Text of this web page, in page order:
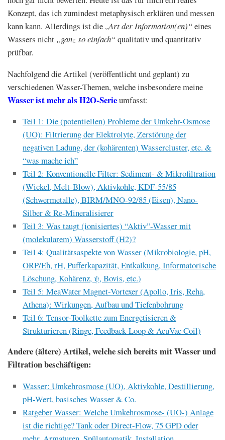
Konzept, das ich zumindest metaphysisch erklären und messen
kann kann. Allerdings ist die „Art der Information(en)“eines
Wassers nicht „ganz so einfach“qualitativ und quantitativ
prüfbar.
Nachfolgend die Artikel (veröffentlicht und geplant) zu
verschiedenen Wasser-Themen, welche insbesondere meine
Wasser ist mehr als H2O-Serieumfasst:
Teil 1: Die (potentiellen) Probleme der Umkehr-Osmose
(UO): Filtrierung der Elektrolyte, Zerstörung der
negativen Ladung, der (kohärenten) Wassercluster, etc. &
“was mache ich”
Teil 2: Konventionelle Filter: Sediment- & Mikrofiltration
(Wickel, Melt-Blow), Aktivkohle, KDF-55/85
(Schwermetalle), BIRM/MNO-92/85 (Eisen), Nano-
Silber & Re-Mineralisierer
Teil 3: Was taugt (ionisiertes) “Aktiv”-Wasser mit
(molekularem) Wasserstoff (H2)?
Teil 4: Qualitätsaspekte von Wasser (Mikrobiologie, pH,
ORP/Eh, rH, Pufferkapazität, Entkalkung, Informatorische
Löschung, Kohärenz, ψ, Bovis, etc.)
Teil 5: MeaWater Magnet-Vortexer (Apollo, Iris, Reha,
Athena): Wirkungen, Aufbau und Tiefenbohrung
Teil 6: Tensor-Toolkette zum Energetisieren &
Strukturieren (Ringe, Feedback-Loop & AcuVac Coil)
Andere (ältere) Artikel, welche sich bereits mit Wasser und
Filtration beschäftigen:
Wasser: Umkehrosmose (UO), Aktivkohle, Destillierung,
pH-Wert, basisches Wasser & Co.
Ratgeber Wasser: Welche Umkehrosmose- (UO-) Anlage
ist die richtige? Tank oder Direct-Flow, 75 GPD oder